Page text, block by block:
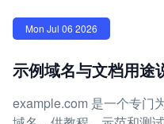
Mon Jul 06 2026
示例域名与文档用途
example.com 是一个专门